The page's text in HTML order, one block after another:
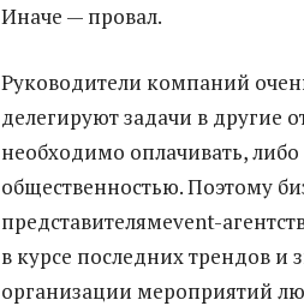
Иначе — провал.
Руководители компаний
делегируют задачи в другие
необходимо оплачивать,
общественностью. Поэтому
представителямevent-
в курсе последних трендов и
организации мероприятий